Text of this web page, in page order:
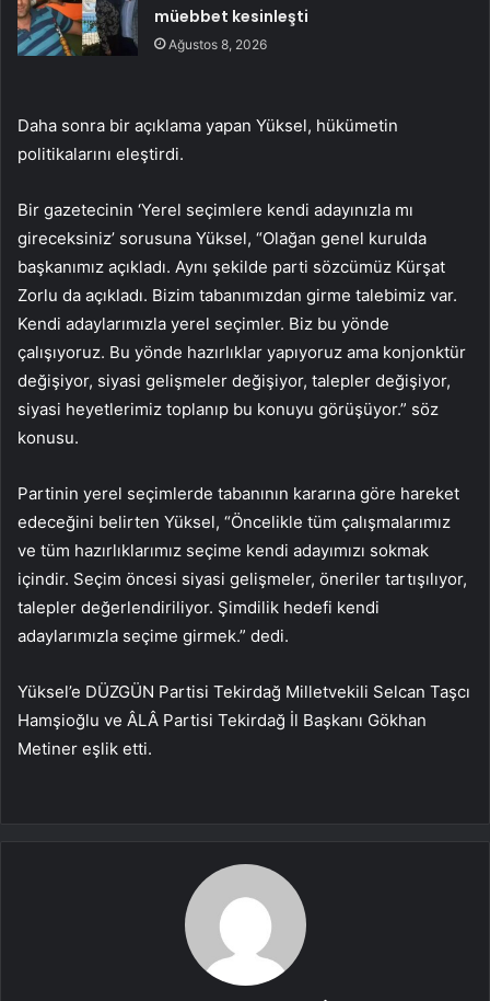
müebbet kesinleşti
Ağustos 8, 2026
Daha sonra bir açıklama yapan Yüksel, hükümetin
politikalarını eleştirdi.
Bir gazetecinin ‘Yerel seçimlere kendi adayınızla mı
gireceksiniz’ sorusuna Yüksel, “Olağan genel kurulda
başkanımız açıkladı. Aynı şekilde parti sözcümüz Kürşat
Zorlu da açıkladı. Bizim tabanımızdan girme talebimiz var.
Kendi adaylarımızla yerel seçimler. Biz bu yönde
çalışıyoruz. Bu yönde hazırlıklar yapıyoruz ama konjonktür
değişiyor, siyasi gelişmeler değişiyor, talepler değişiyor,
siyasi heyetlerimiz toplanıp bu konuyu görüşüyor.” söz
konusu.
Partinin yerel seçimlerde tabanının kararına göre hareket
edeceğini belirten Yüksel, “Öncelikle tüm çalışmalarımız
ve tüm hazırlıklarımız seçime kendi adayımızı sokmak
içindir. Seçim öncesi siyasi gelişmeler, öneriler tartışılıyor,
talepler değerlendiriliyor. Şimdilik hedefi kendi
adaylarımızla seçime girmek.” dedi.
Yüksel’e DÜZGÜN Partisi Tekirdağ Milletvekili Selcan Taşcı
Hamşioğlu ve ÂLÂ Partisi Tekirdağ İl Başkanı Gökhan
Metiner eşlik etti.